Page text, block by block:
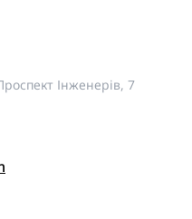
Інженерів, 7